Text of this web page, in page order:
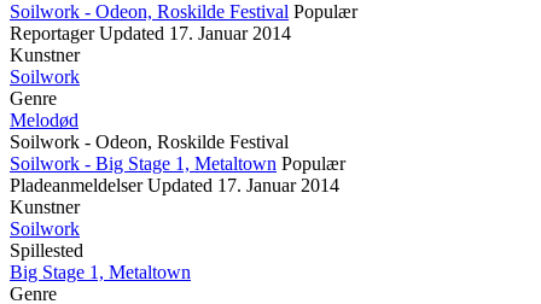
Soilwork - Odeon, Roskilde Festival Populær
Reportager Updated 17. Januar 2014
Kunstner
Soilwork
Genre
Melodød
Soilwork - Odeon, Roskilde Festival
Soilwork - Big Stage 1, Metaltown Populær
Pladeanmeldelser Updated 17. Januar 2014
Kunstner
Soilwork
Spillested
Big Stage 1, Metaltown
Genre